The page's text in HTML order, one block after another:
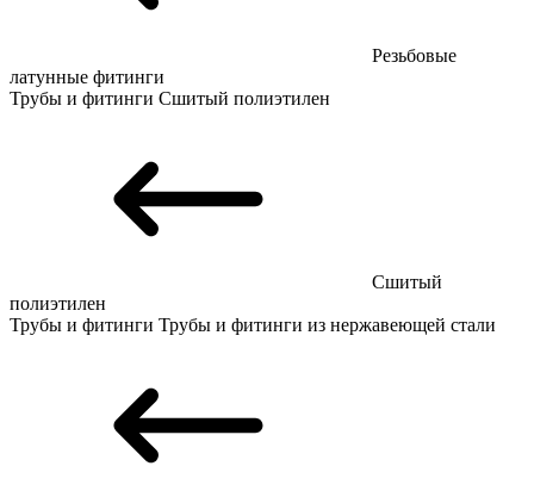
Резьбовые
латунные фитинги
Трубы и фитинги Сшитый полиэтилен
Сшитый
полиэтилен
Трубы и фитинги Трубы и фитинги из нержавеющей стали